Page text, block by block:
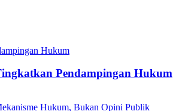
Pendampingan Hukum